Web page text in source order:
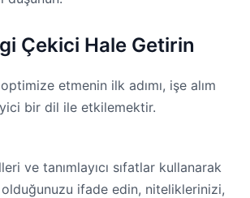
Çekici Hale Getirin
etmenin ilk adımı, işe alım
bir dil ile etkilemektir.
ve tanımlayıcı sıfatlar kullanarak
ifade edin, niteliklerinizi,